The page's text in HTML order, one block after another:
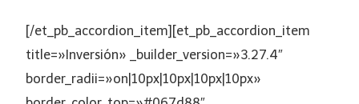
[/et_pb_accordion_item][et_pb_accordion_item
title=»Inversión» _builder_version=»3.27.4″
border_radii=»on|10px|10px|10px|10px»